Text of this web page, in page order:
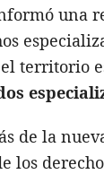
una
territorio
de la
los